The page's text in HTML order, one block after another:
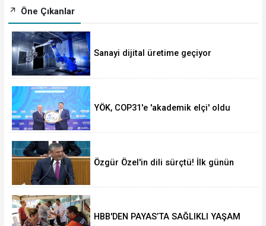
Öne Çıkanlar
Sanayi dijital üretime geçiyor
YÖK, COP31'e 'akademik elçi' oldu
Özgür Özel'in dili sürçtü! İlk günün
HBB'DEN PAYAS’TA SAĞLIKLI YAŞAM